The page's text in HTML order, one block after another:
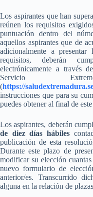
Los aspirantes que han
reúnen los requisitos
puntuación dentro del
aquellos aspirantes que de
adicionalmente a
requisitos, deberán
electrónicamente a través
Servicio
(https://
instrucciones que para su
puedes obtener al final de
Los aspirantes, deberán
de diez días hábiles
publicación de esta
Durante este plazo de
modificar su elección
nuevo formulario de
anterior/es. Transcurrido
alguna en la relación de